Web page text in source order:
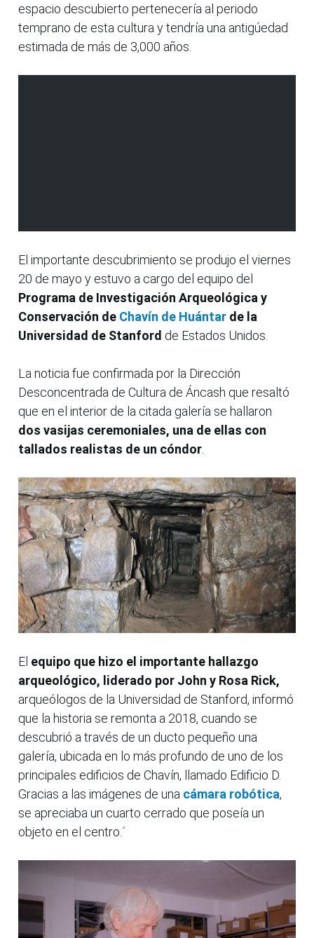
espacio descubierto pertenecería al periodo
temprano de esta cultura y tendría una antigúedad
estimada de más de 3,000 años.
El importante descubrimiento se produjo el viernes
20 de mayo y estuvo a cargo del equipo del
Programa de Investigación Arqueológica y
Conservación de Chavín de Huántar de la
Universidad de Stanford de Estados Unidos.
La noticia fue confirmada por la Dirección
Desconcentrada de Cultura de Áncash que resaltó
que en el interior de la citada galería se hallaron
dos vasijas ceremoniales, una de ellas con
tallados realistas de un cóndor
El equipo que hizo el importante hallazgo
arqueológico, liderado por John y Rosa Rick,
arqueólogos de la Universidad de Stanford, informó
que la historia se remonta a 2018, cuando se
descubrió a través de un ducto pequeño una
galería, ubicada en lo más profundo de uno de los
principales edificios de Chavín, llamado Edificio D.
Gracias a las imágenes de una cámara robótica,
se apreciaba un cuarto cerrado que poseía un
objeto en el centro.´